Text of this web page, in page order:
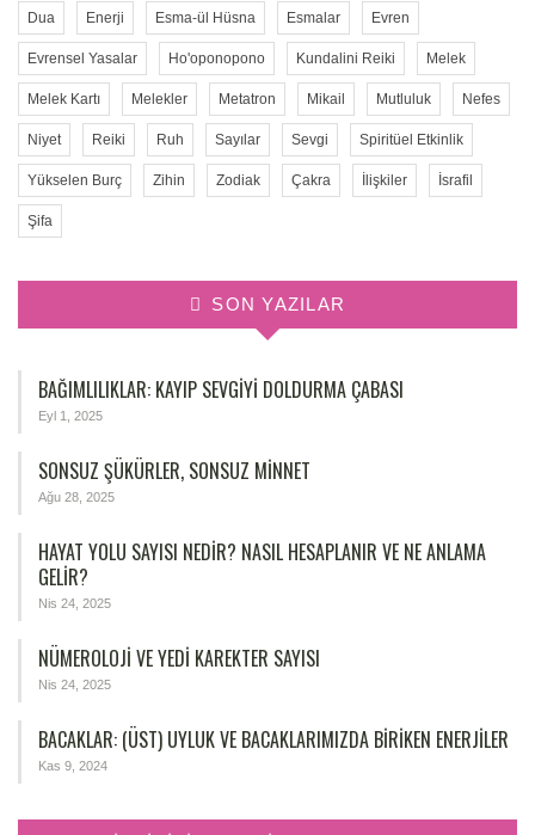
Dua Enerji Esma-ül Hüsna Esmalar Evren
Evrensel Yasalar Ho'oponopono Kundalini Reiki Melek
Melek Kartı Melekler Metatron Mikail Mutluluk Nefes
Niyet Reiki Ruh Sayılar Sevgi Spiritüel Etkinlik
Yükselen Burç Zihin Zodiak Çakra İlişkiler İsrafil
Şifa
SON YAZILAR
BAĞIMLILIKLAR: KAYIP SEVGIYI DOLDURMA ÇABASI
Eyl 1, 2025
SONSUZ ŞÜKÜRLER, SONSUZ MINNET
Ağu 28, 2025
HAYAT YOLU SAYISI NEDIR? NASIL HESAPLANIR VE NE ANLAMA
GELIR?
Nis 24, 2025
NÜMEROLOJİ VE YEDİ KAREKTER SAYISI
Nis 24, 2025
BACAKLAR: (ÜST) UYLUK VE BACAKLARIMIZDA BIRIKEN ENERJILER
Kas 9, 2024